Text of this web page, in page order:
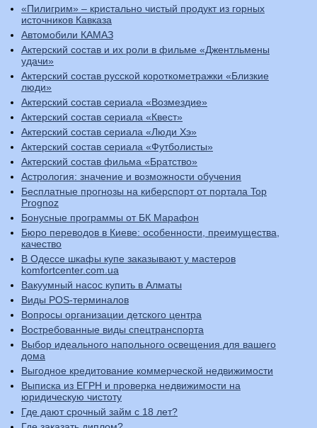
«Пилигрим» – кристально чистый продукт из горных
источников Кавказа
Автомобили КАМАЗ
Актерский состав и их роли в фильме «Джентльмены
удачи»
Актерский состав русской короткометражки «Близкие
люди»
Актерский состав сериала «Возмездие»
Актерский состав сериала «Квест»
Актерский состав сериала «Люди Хэ»
Актерский состав сериала «Футболисты»
Актерский состав фильма «Братство»
Астрология: значение и возможности обучения
Бесплатные прогнозы на киберспорт от портала Top
Prognoz
Бонусные программы от БК Марафон
Бюро переводов в Киеве: особенности, преимущества,
качество
В Одессе шкафы купе заказывают у мастеров
komfortcenter.com.ua
Вакуумный насос купить в Алматы
Виды POS-терминалов
Вопросы организации детского центра
Востребованные виды спецтранспорта
Выбор идеального напольного освещения для вашего
дома
Выгодное кредитование коммерческой недвижимости
Выписка из ЕГРН и проверка недвижимости на
юридическую чистоту
Где дают срочный займ с 18 лет?